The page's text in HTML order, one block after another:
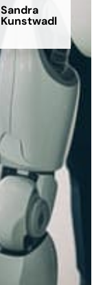
Sandra
Kunstwadl